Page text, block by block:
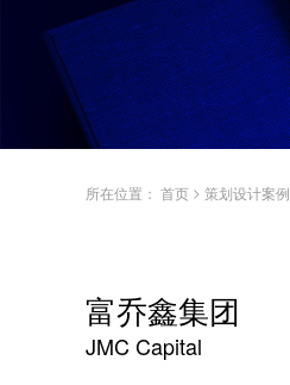
所在位置： 首页 > 策划设计案例
富乔鑫集团
JMC Capital